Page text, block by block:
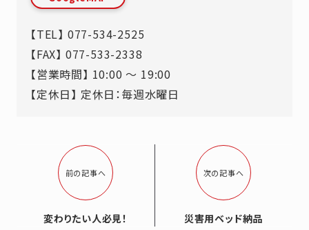
【TEL】 077-534-2525
【FAX】 077-533-2338
【営業時間】 10:00 ～ 19:00
【定休日】 定休日：毎週水曜日
前の記事へ
変わりたい人必見！
次の記事へ
災害用ベッド納品